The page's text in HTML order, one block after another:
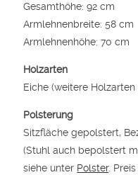
Gesamthöhe: 92 cm
Armlehnenbreite: 58 cm
Armlehnenhöhe: 70 cm
Holzarten
Eiche (weitere
Polsterung
Sitzfläche gepolstert,
(Stuhl auch bepolstert
siehe unter Polster.